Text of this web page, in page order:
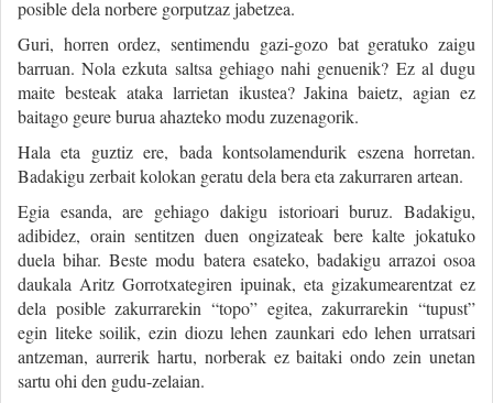
posible dela norbere gorputzaz jabetzea.
Guri, horren ordez, sentimendu gazi-gozo bat geratuko zaigu
barruan. Nola ezkuta saltsa gehiago nahi genuenik? Ez al dugu
maite besteak ataka larrietan ikustea? Jakina baietz, agian ez
baitago geure burua ahazteko modu zuzenagorik.
Hala eta guztiz ere, bada kontsolamendurik eszena horretan.
Badakigu zerbait kolokan geratu dela bera eta zakurraren artean.
Egia esanda, are gehiago dakigu istorioari buruz. Badakigu,
adibidez, orain sentitzen duen ongizateak bere kalte jokatuko
duela bihar. Beste modu batera esateko, badakigu arrazoi osoa
daukala Aritz Gorrotxategiren ipuinak, eta gizakumearentzat ez
dela posible zakurrarekin “topo” egitea, zakurrarekin “tupust”
egin liteke soilik, ezin diozu lehen zaunkari edo lehen urratsari
antzeman, aurrerik hartu, norberak ez baitaki ondo zein unetan
sartu ohi den gudu-zelaian.